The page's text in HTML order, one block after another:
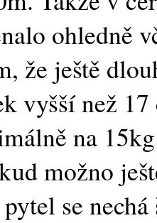
ohledně
že ještě
vyšší než
na
možno
se